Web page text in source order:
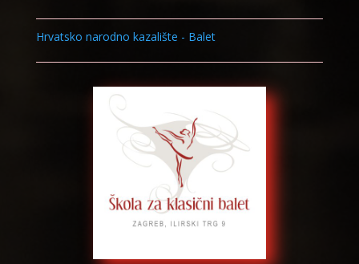
Hrvatsko narodno kazalište - Balet